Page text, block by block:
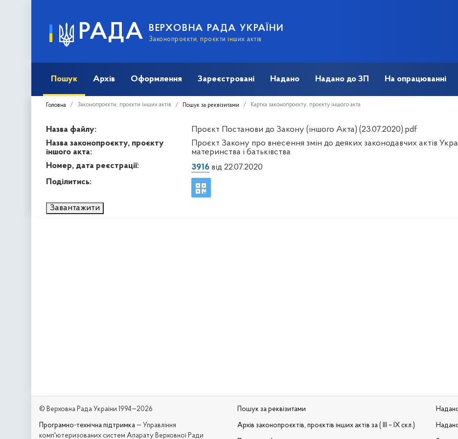
РАДА ВЕРХОВНА РАДА УКРАЇНИ
Законопроєкти, проєкти інших актів
Пошук Архів Оформлення Зареєстровані Надано Надано до ЗП На опрацюванні
Головна Законопроєкти, проєкти інших актів Пошук за реквізитами Картка законопроєкту, проєкту іншого акта
Назва файлу:
Проєкт Постанови до Закону (іншого Акта) (23.07.2020).pdf
Назва законопроєкту, проєкту
іншого акта:
Проєкт Закону про внесення змін до деяких законодавчих актів
материнства і батьківства
Номер, дата реєстрації:
3916від 22.07.2020
Поділитись:
Завантажити
© Верховна Рада України 1994—2026
Програмно-технічна підтримка — Управління
комп'ютеризованих систем Апарату Верховної Ради
Пошук за реквізитами
Архів законопроєктів, проєктів інших актів за ( III – IX скл.)